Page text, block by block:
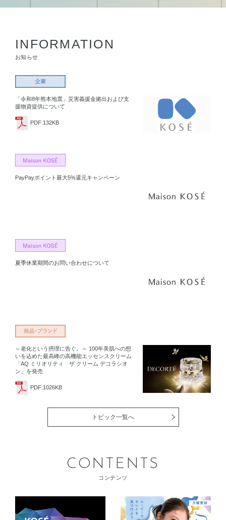
INFORMATION
お知らせ
「令和8年熊本地震」災害義援金拠出および支
援物資提供について
PDF:132KB
PayPayポイント最大5%還元キャンペーン
夏季休業期間のお問い合わせについて
～老化という摂理に告ぐ。～ 100年美肌への想
いを込めた最高峰の高機能エッセンスクリーム
「AQ ミリオリティ ザ クリーム デコラシオ
ン」を発売
PDF:1026KB
トピック一覧へ
CONTENTS
コンテンツ